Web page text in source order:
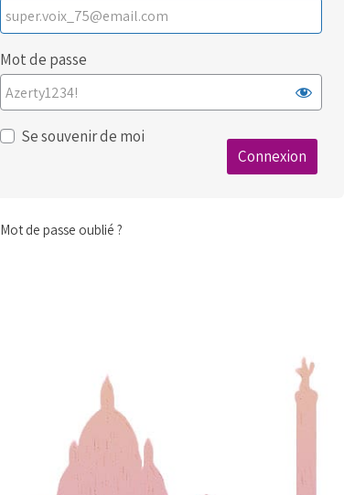
Mot de passe
Se souvenir de moi
Mot de passe oublié ?